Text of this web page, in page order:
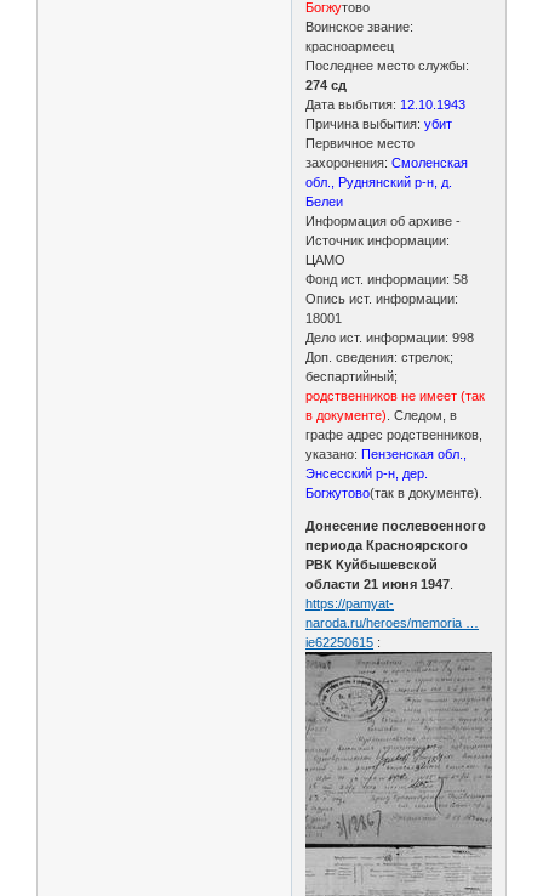
Богжутово
Воинское звание:
красноармеец
Последнее место службы:
274 сд
Дата выбытия: 12.10.1943
Причина выбытия: убит
Первичное место
захоронения:Смоленская
обл., Руднянский р-н, д.
Белеи
Информация об архиве -
Источник информации:
ЦАМО
Фонд ист. информации: 58
Опись ист. информации:
18001
Дело ист. информации: 998
Доп. сведения: стрелок;
беспартийный;
родственников не имеет (так
в документе) . Следом, в
графе адрес родственников,
указано: Пензенская обл.,
Энсесский р-н, дер.
Богжутово(так в документе).
Донесение послевоенного
периода Красноярского
РВК Куйбышевской
области 21 июня 1947
https://pamyat-
naroda.ru/heroes/memoria …
ie62250615 :